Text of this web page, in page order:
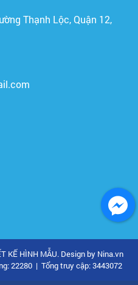
Thạnh Lộc, Quận 12,
KẾ HÌNH MẪU. Design by Nina.vn
22280 | Tổng truy cập: 3443072